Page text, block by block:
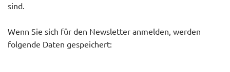
sind.
Wenn Sie sich für den Newsletter anmelden, werden
folgende Daten gespeichert: